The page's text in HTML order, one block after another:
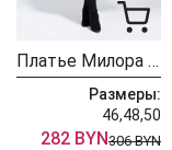
Платье Милора Стиль 1137 бордовый
Размеры:
46,48,50
282 BYN306 BYN